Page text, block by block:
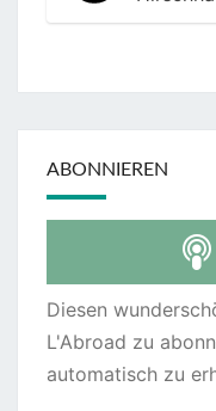
ABONNIEREN
Diesen
L'Abroad zu
automatisch zu